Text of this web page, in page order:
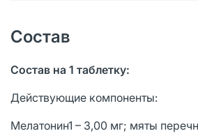
Состав
Состав на 1 таблетку:
Действующие компоненты:
Мелатонин1 – 3,00 мг; мяты